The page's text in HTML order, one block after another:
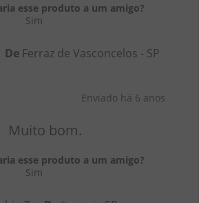
esse produto a um amigo?
Sim
De Ferraz de Vasconcelos - SP
Enviado há 6 anos
Muito bom.
esse produto a um amigo?
Sim